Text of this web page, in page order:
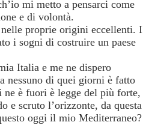
mi metto a pensarci come
e di volontà.
proprie origini eccellenti. I
i sogni di costruire un paese
Italia e me ne dispero
nessuno di quei giorni è fatto
è fuori è legge del più forte,
e scruto l’orizzonte, da questa
oggi il mio Mediterraneo?